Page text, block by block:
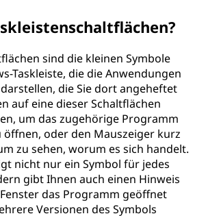
sind die kleinen Symbole
Taskleiste, die die Anwendungen
die Sie dort angeheftet
auf eine dieser Schaltflächen
um das zugehörige Programm
öffnen, oder den Mauszeiger kurz
zu sehen, worum es sich handelt.
nicht nur ein Symbol für jedes
gibt Ihnen auch einen Hinweis
das Programm geöffnet
Versionen des Symbols